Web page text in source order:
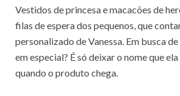
Vestidos de princesa e macacões de
filas de espera dos pequenos, que
personalizado de Vanessa. Em busca
em especial? É só deixar o nome que
quando o produto chega.